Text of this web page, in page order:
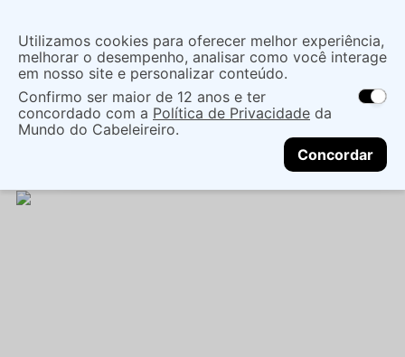
localização
As ofertas e opções de entrega variam de
acordo com a região.Não sei meu CEP
CONTINUAR
O que você procura?
Cabelo
Marcas Tradicionais
MASC*F* LOLA MORTE
Utilizamos cookies para oferecer melhor experiência,
melhorar o desempenho, analisar como você interage
em nosso site e personalizar conteúdo.
Confirmo ser maior de 12 anos e ter
concordado com a Política de Privacidade da
Mundo do Cabeleireiro.
Concordar